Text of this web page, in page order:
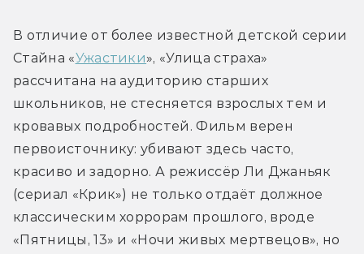
В отличие от более известной детской серии
Стайна «Ужастики», «Улица страха»
рассчитана на аудиторию старших
школьников, не стесняется взрослых тем и
кровавых подробностей. Фильм верен
первоисточнику: убивают здесь часто,
красиво и задорно. А режиссёр Ли Джаньяк
(сериал «Крик») не только отдаёт должное
классическим хоррорам прошлого, вроде
«Пятницы, 13» и «Ночи живых мертвецов», но